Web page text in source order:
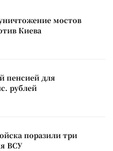
мостов
Киева
пенсией для
рублей
поразили три
ВСУ